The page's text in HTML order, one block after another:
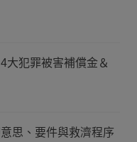
大犯罪被害補償金＆
思、要件與救濟程序